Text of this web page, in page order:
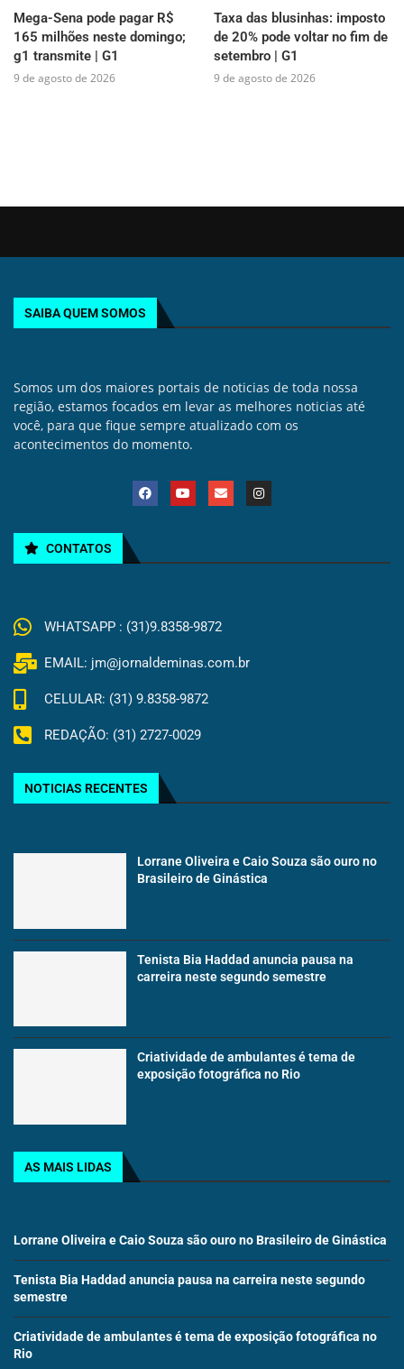
Mega-Sena pode pagar R$
165 milhões neste domingo;
g1 transmite | G1
9 de agosto de 2026
Taxa das blusinhas: imposto
de 20% pode voltar no fim de
setembro | G1
9 de agosto de 2026
SAIBA QUEM SOMOS
Somos um dos maiores portais de noticias de toda nossa
região, estamos focados em levar as melhores noticias até
você, para que fique sempre atualizado com os
acontecimentos do momento.
CONTATOS
WHATSAPP : (31)9.8358-9872
EMAIL: jm@jornaldeminas.com.br
CELULAR: (31) 9.8358-9872
REDAÇÃO: (31) 2727-0029
NOTICIAS RECENTES
Lorrane Oliveira e Caio Souza são ouro no
Brasileiro de Ginástica
Tenista Bia Haddad anuncia pausa na
carreira neste segundo semestre
Criatividade de ambulantes é tema de
exposição fotográfica no Rio
AS MAIS LIDAS
Lorrane Oliveira e Caio Souza são ouro no Brasileiro de Ginástica
Tenista Bia Haddad anuncia pausa na carreira neste segundo
semestre
Criatividade de ambulantes é tema de exposição fotográfica no
Rio